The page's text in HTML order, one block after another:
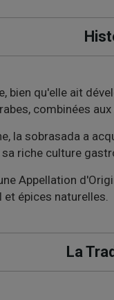
bien qu'elle ait
combinées
la sobrasada a
riche culture
Appellation
et épices naturelles.
La